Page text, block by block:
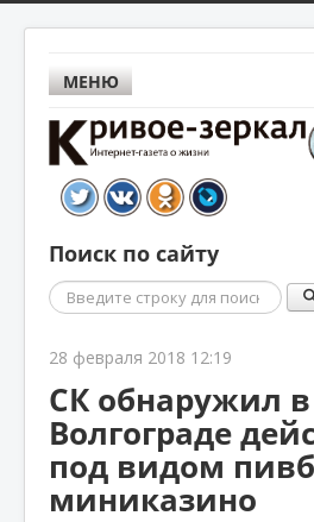
МЕНЮ
Поиск по сайту
Поиск
28 февраля 2018 12:19
СК обнаружил в
Волгограде
под видом
миниказино